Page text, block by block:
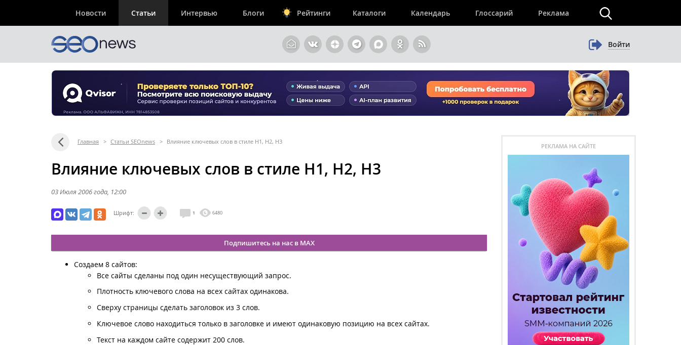
Новости Статьи Интервью Блоги Рейтинги Каталоги Календарь Глоссарий Реклама
Войти
Главная > Статьи SEOnews > Влияние ключевых слов в стиле H1, H2, H3
Влияние ключевых слов в стиле H1, H2, H3
03 Июля 2006 года , 12:00
Шрифт: 1 6480
Подпишитесь на нас в MAX
Создаем 8 сайтов:
Все сайты сделаны под один несуществующий запрос.
Плотность ключевого слова на всех сайтах одинакова.
Сверху страницы сделать заголовок из 3 слов.
Ключевое слово находиться только в заголовке и имеют одинаковую позицию на всех сайтах.
Текст на каждом сайте содержит 200 слов.
РЕКЛАМА НА САЙТЕ